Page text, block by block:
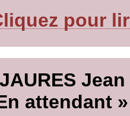
pour
Jean
attendant »